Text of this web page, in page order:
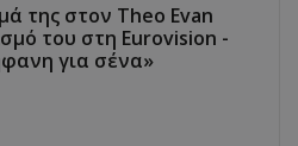
της στον Theo Evan
του στη Eurovision -
για σένα»